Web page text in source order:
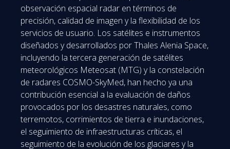
observación espacial radar en términos de
precisión, calidad de imagen y la flexibilidad de los
servicios de usuario. Los satélites e instrumentos
diseñados y desarrollados por Thales Alenia Space,
incluyendo la tercera generación de satélites
meteorológicos Meteosat (MTG) y la constelación
de radares COSMO-SkyMed, han hecho ya una
contribución esencial a la evaluación de daños
provocados por los desastres naturales, como
terremotos, corrimientos de tierra e inundaciones,
el seguimiento de infraestructuras críticas, el
seguimiento de la evolución de los glaciares y la